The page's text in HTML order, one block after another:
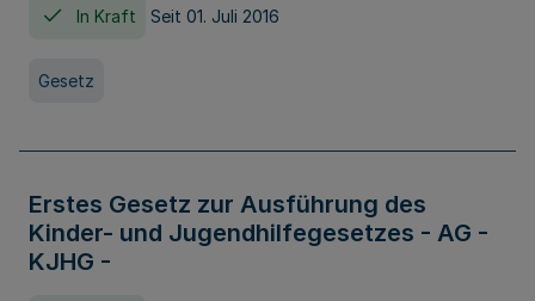
In Kraft Seit 01. Juli 2016
Gesetz
Erstes Gesetz zur Ausführung des
Kinder- und Jugendhilfegesetzes - AG -
KJHG -